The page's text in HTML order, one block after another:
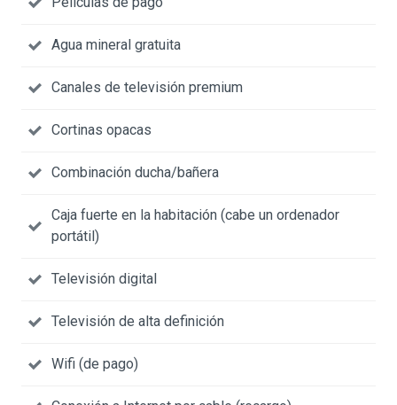
Agua mineral gratuita
Canales de televisión premium
Cortinas opacas
Combinación ducha/bañera
Caja fuerte en la habitación (cabe un ordenador
portátil)
Televisión digital
Televisión de alta definición
Wifi (de pago)